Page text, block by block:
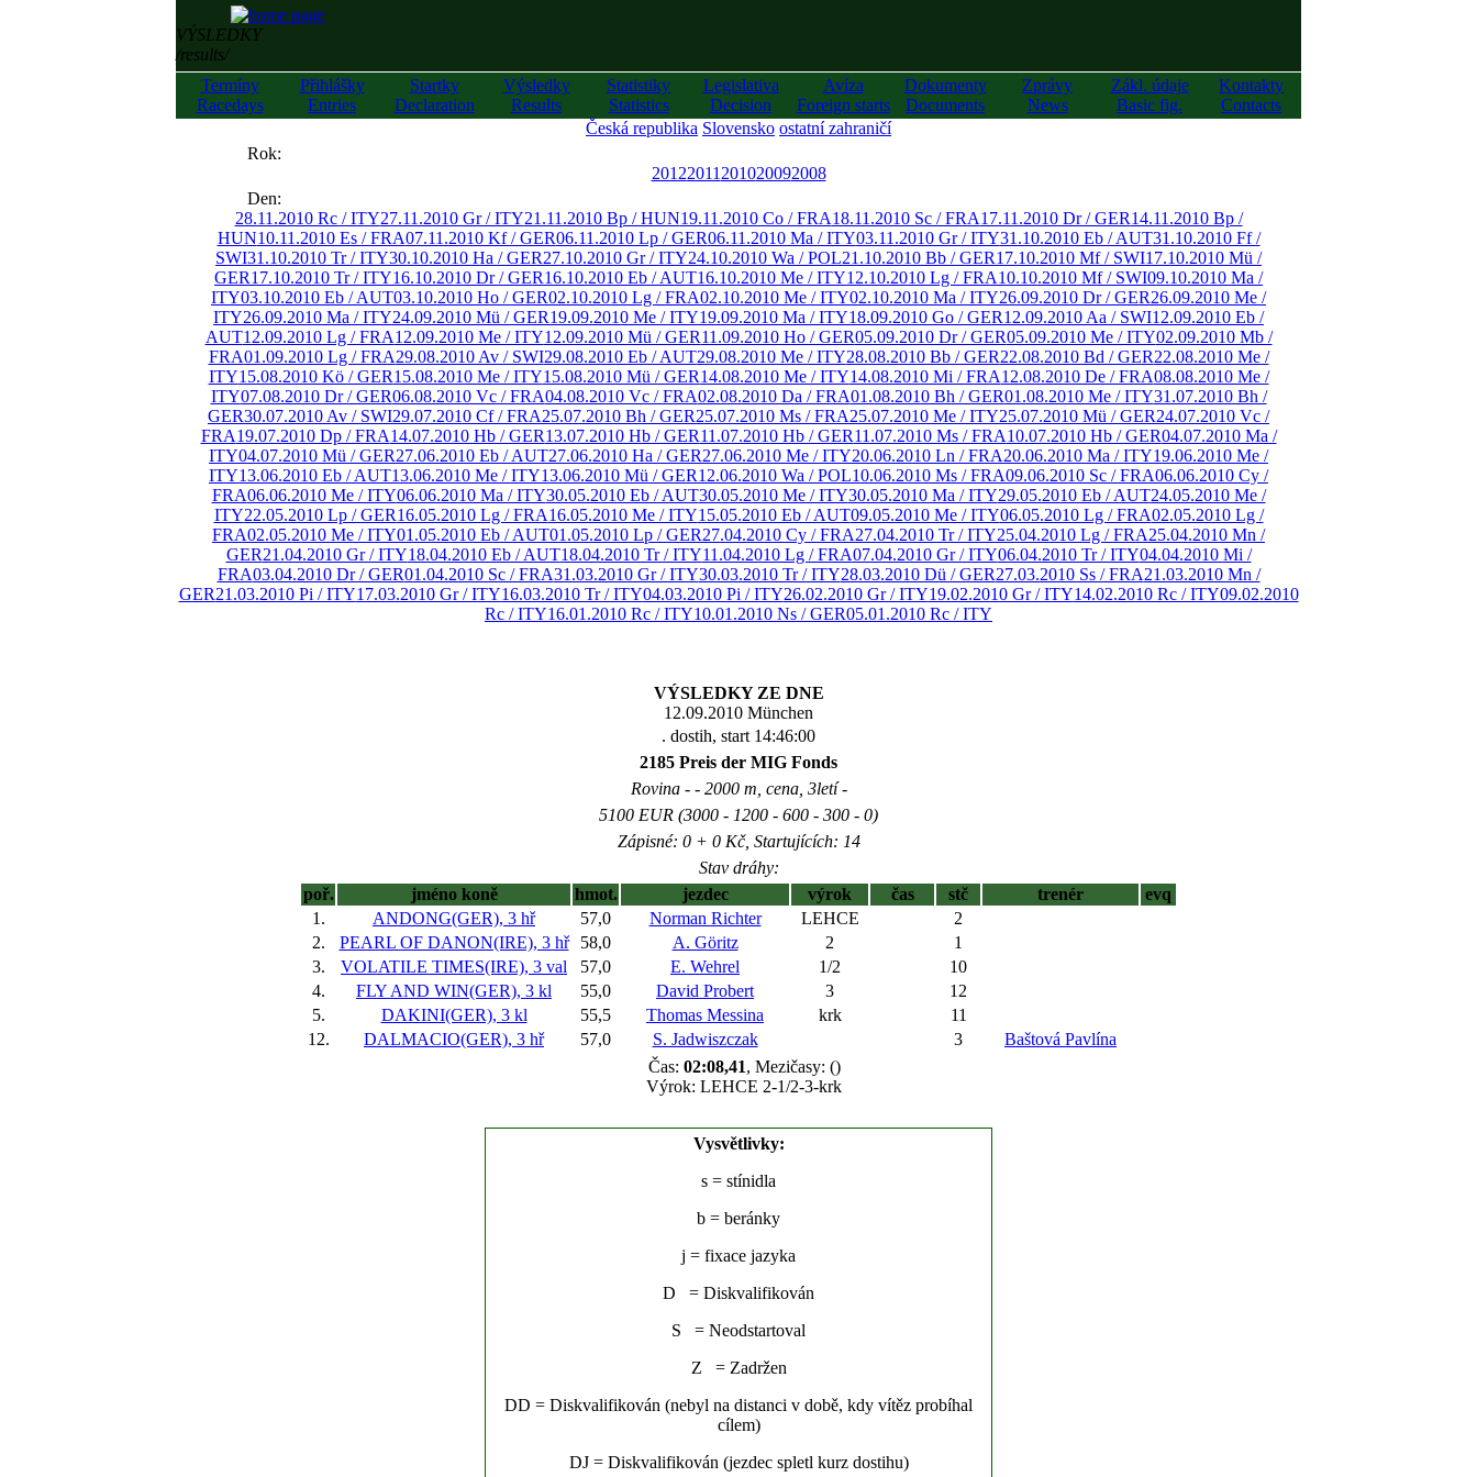
VÝSLEDKY
/results/
Termíny
Racedays
Přihlášky
Entries
Startky
Declaration
Výsledky
Results
Statistiky
Statistics
Legislativa
Decision
Avíza
Foreign starts
Dokumenty
Documents
Zprávy
News
Zákl. údaje
Basic fig.
Kontakty
Contacts
Česká republika Slovensko ostatní zahraničí
Rok:
20122011 201020092008
Den:
28.11.2010 Rc / ITY27.11.2010 Gr / ITY21.11.2010 Bp / HUN19.11.2010 Co / FRA18.11.2010 Sc / FRA17.11.2010 Dr / GER14.11.2010 Bp /
HUN10.11.2010 Es / FRA07.11.2010 Kf / GER06.11.2010 Lp / GER06.11.2010 Ma / ITY03.11.2010 Gr / ITY31.10.2010 Eb / AUT31.10.2010 Ff /
SWI31.10.2010 Tr / ITY30.10.2010 Ha / GER27.10.2010 Gr / ITY24.10.2010 Wa / POL21.10.2010 Bb / GER17.10.2010 Mf / SWI17.10.2010 Mü /
GER17.10.2010 Tr / ITY16.10.2010 Dr / GER16.10.2010 Eb / AUT16.10.2010 Me / ITY12.10.2010 Lg / FRA10.10.2010 Mf / SWI09.10.2010 Ma /
ITY03.10.2010 Eb / AUT03.10.2010 Ho / GER02.10.2010 Lg / FRA02.10.2010 Me / ITY02.10.2010 Ma / ITY26.09.2010 Dr / GER26.09.2010 Me /
ITY26.09.2010 Ma / ITY24.09.2010 Mü / GER19.09.2010 Me / ITY19.09.2010 Ma / ITY18.09.2010 Go / GER12.09.2010 Aa / SWI12.09.2010 Eb /
AUT12.09.2010 Lg / FRA12.09.2010 Me / ITY12.09.2010 Mü / GER11.09.2010 Ho / GER05.09.2010 Dr / GER05.09.2010 Me / ITY02.09.2010 Mb /
FRA01.09.2010 Lg / FRA29.08.2010 Av / SWI29.08.2010 Eb / AUT29.08.2010 Me / ITY28.08.2010 Bb / GER22.08.2010 Bd / GER22.08.2010 Me /
ITY15.08.2010 Kö / GER15.08.2010 Me / ITY15.08.2010 Mü / GER14.08.2010 Me / ITY14.08.2010 Mi / FRA12.08.2010 De / FRA08.08.2010 Me /
ITY07.08.2010 Dr / GER06.08.2010 Vc / FRA04.08.2010 Vc / FRA02.08.2010 Da / FRA01.08.2010 Bh / GER01.08.2010 Me / ITY31.07.2010 Bh /
GER30.07.2010 Av / SWI29.07.2010 Cf / FRA25.07.2010 Bh / GER25.07.2010 Ms / FRA25.07.2010 Me / ITY25.07.2010 Mü / GER24.07.2010 Vc /
FRA19.07.2010 Dp / FRA14.07.2010 Hb / GER13.07.2010 Hb / GER11.07.2010 Hb / GER11.07.2010 Ms / FRA10.07.2010 Hb / GER04.07.2010 Ma /
ITY04.07.2010 Mü / GER27.06.2010 Eb / AUT27.06.2010 Ha / GER27.06.2010 Me / ITY20.06.2010 Ln / FRA20.06.2010 Ma / ITY19.06.2010 Me /
ITY13.06.2010 Eb / AUT13.06.2010 Me / ITY13.06.2010 Mü / GER12.06.2010 Wa / POL10.06.2010 Ms / FRA09.06.2010 Sc / FRA06.06.2010 Cy /
FRA06.06.2010 Me / ITY06.06.2010 Ma / ITY30.05.2010 Eb / AUT30.05.2010 Me / ITY30.05.2010 Ma / ITY29.05.2010 Eb / AUT24.05.2010 Me /
ITY22.05.2010 Lp / GER16.05.2010 Lg / FRA16.05.2010 Me / ITY15.05.2010 Eb / AUT09.05.2010 Me / ITY06.05.2010 Lg / FRA02.05.2010 Lg /
FRA02.05.2010 Me / ITY01.05.2010 Eb / AUT01.05.2010 Lp / GER27.04.2010 Cy / FRA27.04.2010 Tr / ITY25.04.2010 Lg / FRA25.04.2010 Mn /
GER21.04.2010 Gr / ITY18.04.2010 Eb / AUT18.04.2010 Tr / ITY11.04.2010 Lg / FRA07.04.2010 Gr / ITY06.04.2010 Tr / ITY04.04.2010 Mi /
FRA03.04.2010 Dr / GER01.04.2010 Sc / FRA31.03.2010 Gr / ITY30.03.2010 Tr / ITY28.03.2010 Dü / GER27.03.2010 Ss / FRA21.03.2010 Mn /
GER21.03.2010 Pi / ITY17.03.2010 Gr / ITY16.03.2010 Tr / ITY04.03.2010 Pi / ITY26.02.2010 Gr / ITY19.02.2010 Gr / ITY14.02.2010 Rc / ITY09.02.2010
Rc / ITY16.01.2010 Rc / ITY10.01.2010 Ns / GER05.01.2010 Rc / ITY
VÝSLEDKY ZE DNE
12.09.2010 München
. dostih, start 14:46:00
2185 Preis der MIG Fonds
Rovina - - 2000 m, cena, 3letí -
5100 EUR (3000 - 1200 - 600 - 300 - 0)
Zápisné: 0 + 0 Kč, Startujících: 14
Stav dráhy:
poř.
jméno koně hmot. jezdec výrok čas stč trenér
evq
1.
ANDONG(GER), 3 hř 57,0 Norman Richter LEHCE
2
2.
PEARL OF DANON(IRE), 3 hř 58,0 A. Göritz 2
1
3.
VOLATILE TIMES(IRE), 3 val 57,0 E. Wehrel 1/2
10
4.
FLY AND WIN(GER), 3 kl 55,0 David Probert 3
12
5.
DAKINI(GER), 3 kl 55,5 Thomas Messina krk
11
12.
DALMACIO(GER), 3 hř 57,0 S. Jadwiszczak 3
Baštová Pavlína
Čas: 02:08,41, Mezičasy: ()
Výrok: LEHCE 2-1/2-3-krk
Vysvětlivky:
s = stínidla
b = beránky
j = fixace jazyka
D = Diskvalifikován
S = Neodstartoval
Z = Zadržen
DD = Diskvalifikován (nebyl na distanci v době, kdy vítěz probíhal
cílem)
DJ = Diskvalifikován (jezdec spletl kurz dostihu)